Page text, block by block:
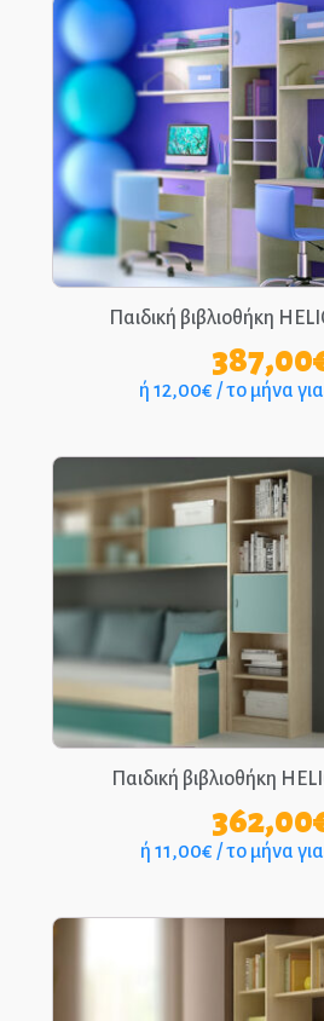
Παιδική βιβλιοθήκη
387,00
ή 12,00€ / το μήνα
Παιδική βιβλιοθήκη
362,00
ή 11,00€ / το μήνα